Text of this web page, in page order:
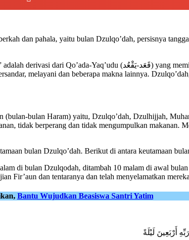
dan pahala, yaitu bulan Dzulqo’dah, persisnya
melayani dan beberapa makna lainnya.
bulan Haram) yaitu, Dzulqo’dah, Dzulhijjah,
tidak berperang dan tidak mengumpulkan makanan.
bulan Dzulqo’dah. Berikut di antara keutamaan
di bulan Dzulqodah, ditambah 10 malam di awal
Fir’aun dan tentaranya dan telah menyelamatkan
Bantu Wujudkan Beasiswa Santri Yatim
أَرْبَعِينَ لَيْلَةً